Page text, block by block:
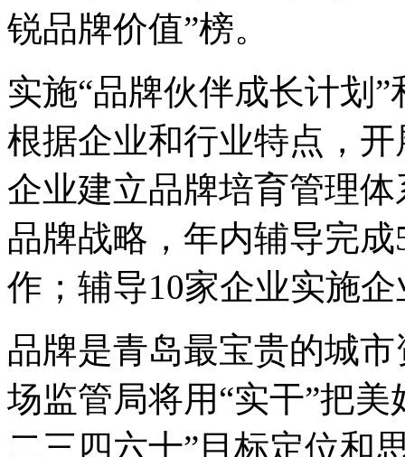
锐品牌价值”榜。
实施“品牌伙伴成长计划
根据企业和行业特点，
企业建立品牌培育管理
品牌战略，年内辅导完
作；辅导10家企业实施
品牌是青岛最宝贵的城
场监管局将用“实干”把
二三四六十”目标定位和